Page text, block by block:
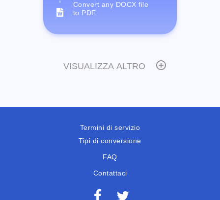
Convert any DOCX file
to PDF
VISUALIZZA ALTRO
Termini di servizio
Tipi di conversione
FAQ
Contattaci